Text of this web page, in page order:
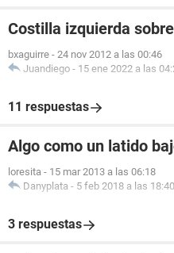
Costilla izquierda
bxaguirre - 24 nov 2012 a las 00:46
Juandiego - 15 ene 2022 a las
11 respuestas
Algo como un latido
loresita - 15 mar 2013 a las 06:18
Danyplata - 5 feb 2018 a las 18:40
3 respuestas